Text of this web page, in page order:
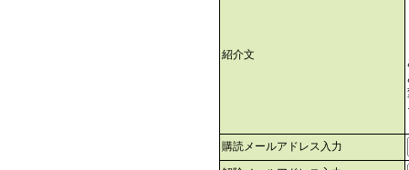
紹介文
購読メールアドレス入力